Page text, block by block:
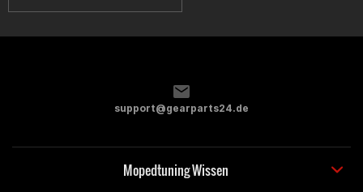
support@gearparts24.de
Mopedtuning Wissen